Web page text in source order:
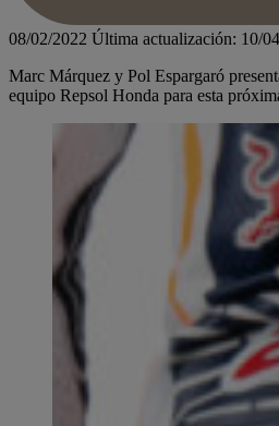
08/02/2022 Última actualización: 10/
Marc Márquez y Pol Espargaró
equipo Repsol Honda para esta